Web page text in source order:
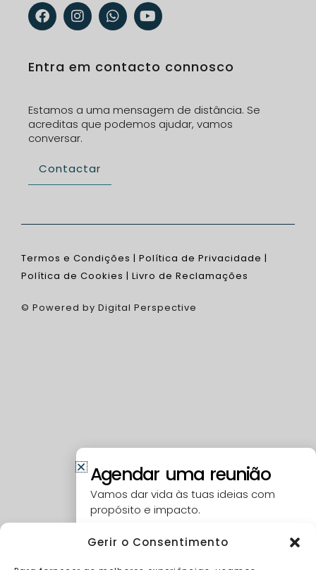
Gerir o Consentimento
c
e
o
s
t
r
a
t
p
u
t
e
Entra em contacto connosco
Estamos a uma mensagem de distância. Se
acreditas que podemos ajudar, vamos
conversar.
Contactar
Termos e Condições | Política de Privacidade |
Política de Cookies | Livro de Reclamações
© Powered by Digital Perspective
Agendar uma reunião
Vamos dar vida às tuas ideias com
propósito e impacto.
Nome